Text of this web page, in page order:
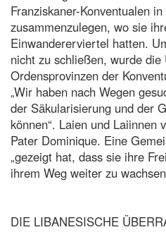
Franziskaner-Konventualen
zusammenzulegen, wo sie
Einwandererviertel hatten.
nicht zu schließen, wurde
Ordensprovinzen der
„Wir haben nach Wegen
der Säkularisierung und der
können“. Laien und Laiinnen
Pater Dominique. Eine
„gezeigt hat, dass sie ihre
ihrem Weg weiter zu
DIE LIBANESISCHE